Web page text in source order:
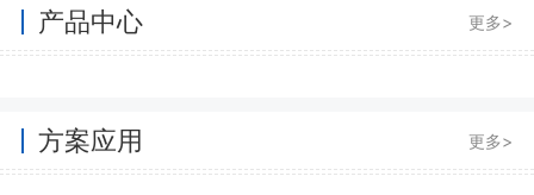
产品中心 更多>
方案应用 更多>